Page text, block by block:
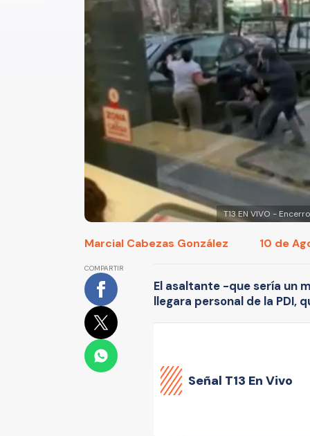
T13 EN VIVO -
Marcial Cabezas González 10 de
COMPARTIR
El asaltante -que sería un
llegara personal de la PDI,
Señal T13 En Vivo